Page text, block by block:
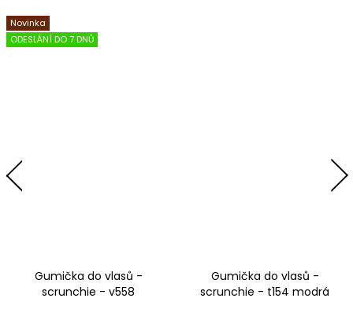
Novinka
ODESLÁNÍ DO 7 DNŮ
Gumička do vlasů -
scrunchie - v558
Gumička do vlasů -
scrunchie - t154 modrá